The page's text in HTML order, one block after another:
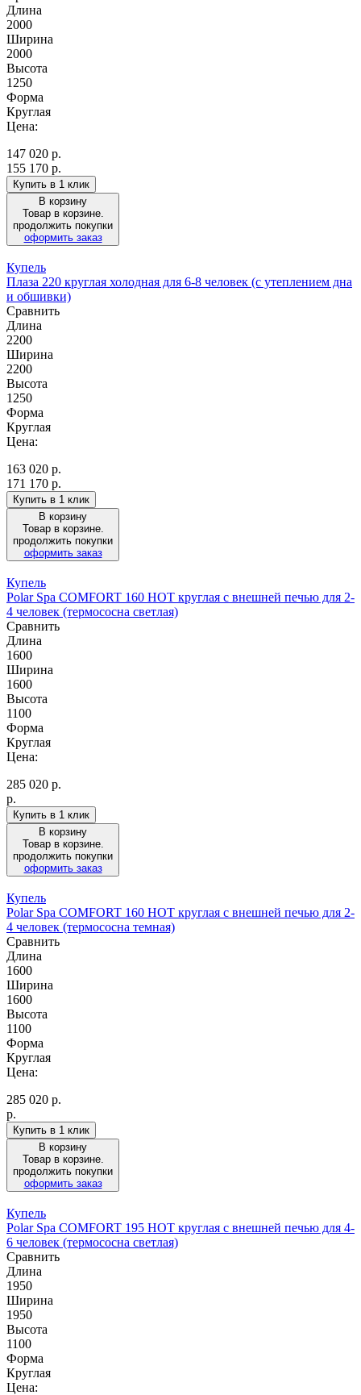
Длина
2000
Ширина
2000
Высота
1250
Форма
Круглая
Цена:
147 020 р.
155 170 р.
Купить в 1 клик
В корзину
Товар в корзине.
продолжить покупки
оформить заказ
Купель
Плаза 220 круглая холодная для 6-8 человек (с утеплением дна
и обшивки)
Сравнить
Длина
2200
Ширина
2200
Высота
1250
Форма
Круглая
Цена:
163 020 р.
171 170 р.
Купить в 1 клик
В корзину
Товар в корзине.
продолжить покупки
оформить заказ
Купель
Polar Spa COMFORT 160 HOT круглая с внешней печью для 2-
4 человек (термососна светлая)
Сравнить
Длина
1600
Ширина
1600
Высота
1100
Форма
Круглая
Цена:
285 020 р.
р.
Купить в 1 клик
В корзину
Товар в корзине.
продолжить покупки
оформить заказ
Купель
Polar Spa COMFORT 160 HOT круглая с внешней печью для 2-
4 человек (термососна темная)
Сравнить
Длина
1600
Ширина
1600
Высота
1100
Форма
Круглая
Цена:
285 020 р.
р.
Купить в 1 клик
В корзину
Товар в корзине.
продолжить покупки
оформить заказ
Купель
Polar Spa COMFORT 195 HOT круглая с внешней печью для 4-
6 человек (термососна светлая)
Сравнить
Длина
1950
Ширина
1950
Высота
1100
Форма
Круглая
Цена: